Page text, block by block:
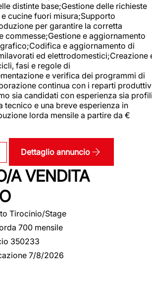
distinte base;Gestione delle richieste
cucine fuori misura;Supporto
per garantire la corretta
commesse;Gestione e aggiornamento
e aggiornamento di
ed elettrodomestici;Creazione
fasi e regole di
e verifica dei programmi di
continua con i reparti
sia candidati con esperienza sia
tecnico e una breve esperienza in
lorda mensile a partire da €
Dettaglio annuncio
A VENDITA
Tirocinio/Stage
700 mensile
350233
7/8/2026